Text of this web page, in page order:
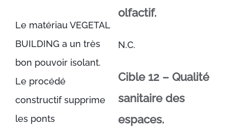
Le matériau VEGETAL
BUILDING a un très
bon pouvoir isolant.
Le procédé
constructif supprime
les ponts
olfactif.
N.C.
Cible 12 – Qualité
sanitaire des
espaces.